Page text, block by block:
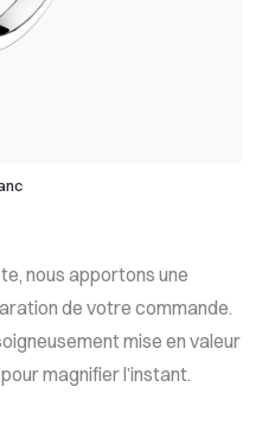
nous apportons une
de votre commande.
mise en valeur
magnifier l’instant.